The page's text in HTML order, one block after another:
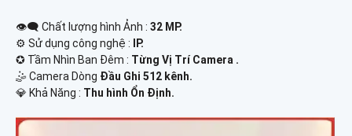
👁️‍🗨 Chất lượng hình Ảnh : 32 MP.
⚙ Sử dụng công nghệ :
IP.
✪ Tầm Nhìn Ban Đêm : Từng Vị Trí Camera .
🤹 Camera Dòng Đầu Ghi 512 kênh.
️💎 Khả Năng : Thu hình Ổn Định.